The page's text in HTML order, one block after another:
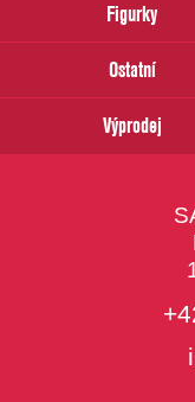
Figurky
Ostatní
Výprodej